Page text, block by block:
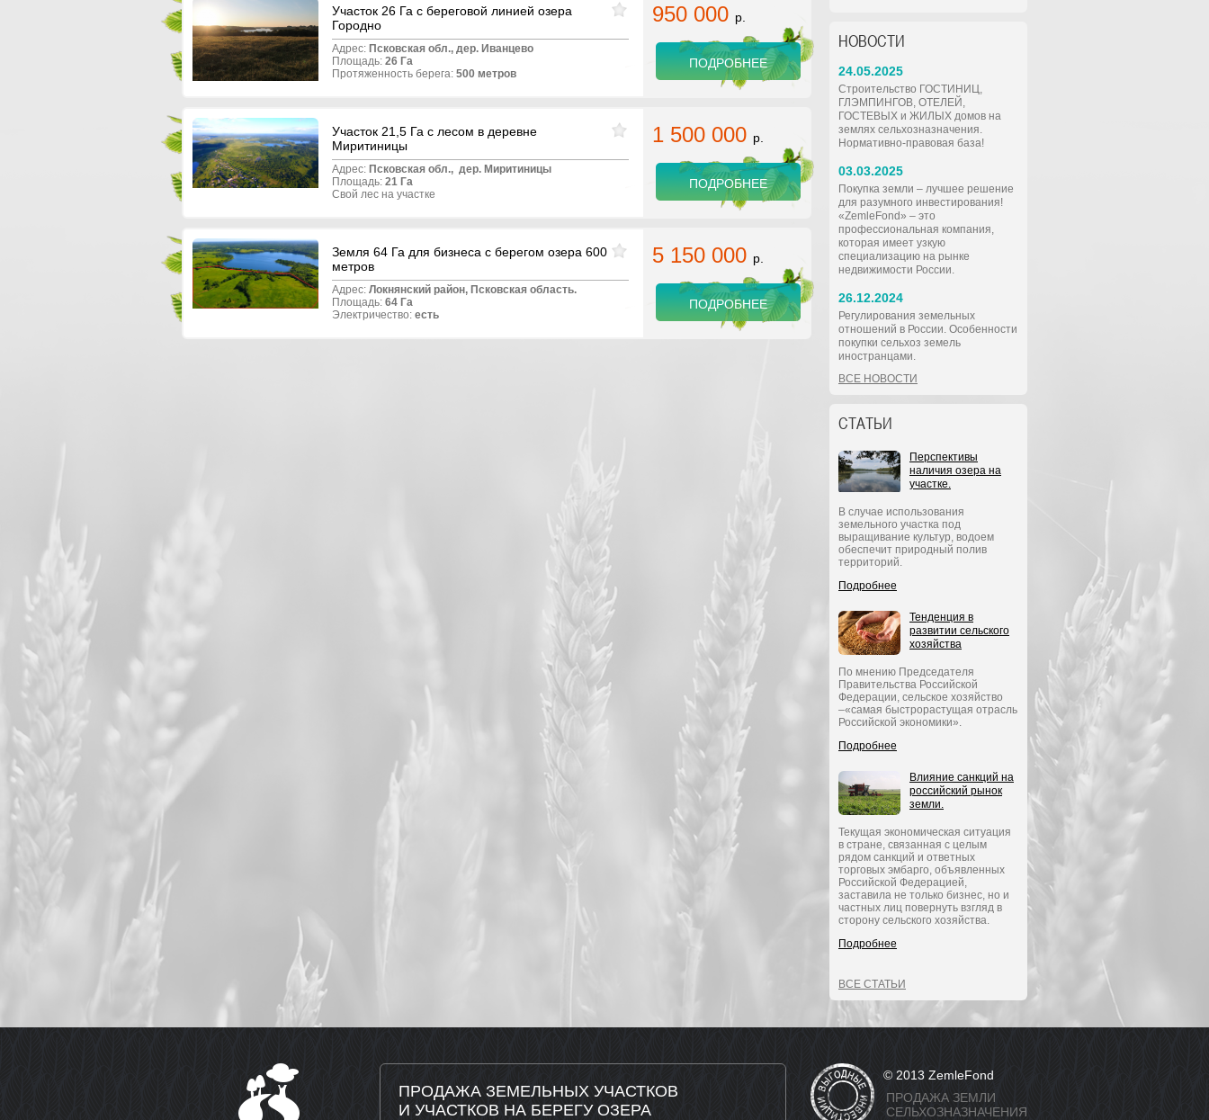
Участок 26 Га с береговой линией озера
Городно
Адрес: Псковская обл., дер. Иванцево
Площадь: 26 Га
Протяженность берега: 500 метров
950 000 р.
ПОДРОБНЕЕ
Участок 21,5 Га с лесом в деревне
Миритиницы
Адрес: Псковская обл., дер. Миритиницы
Площадь: 21 Га
Свой лес на участке
1 500 000 р.
ПОДРОБНЕЕ
Земля 64 Га для бизнеса с берегом озера 600
метров
Адрес: Локнянский район, Псковская область.
Площадь: 64 Га
Электричество: есть
5 150 000 р.
ПОДРОБНЕЕ
НОВОСТИ
24.05.2025
Строительство ГОСТИНИЦ,
ГЛЭМПИНГОВ, ОТЕЛЕЙ,
ГОСТЕВЫХ и ЖИЛЫХ домов на
землях сельхозназначения.
Нормативно-правовая база!
03.03.2025
Покупка земли – лучшее решение
для разумного инвестирования!
«ZemleFond» – это
профессиональная компания,
которая имеет узкую
специализацию на рынке
недвижимости России.
26.12.2024
Регулирования земельных
отношений в России. Особенности
покупки сельхоз земель
иностранцами.
ВСЕ НОВОСТИ
СТАТЬИ
Перспективы
наличия озера на
участке.
В случае использования
земельного участка под
выращивание культур, водоем
обеспечит природный полив
территорий.
Подробнее
Тенденция в
развитии сельского
хозяйства
По мнению Председателя
Правительства Российской
Федерации, сельское хозяйство
–«самая быстрорастущая отрасль
Российской экономики».
Подробнее
Влияние санкций на
российский рынок
земли.
Текущая экономическая ситуация
в стране, связанная с целым
рядом санкций и ответных
торговых эмбарго, объявленных
Российской Федерацией,
заставила не только бизнес, но и
частных лиц повернуть взгляд в
сторону сельского хозяйства.
Подробнее
ВСЕ СТАТЬИ
ПРОДАЖА ЗЕМЕЛЬНЫХ УЧАСТКОВ
И УЧАСТКОВ НА БЕРЕГУ ОЗЕРА
© 2013 ZemleFond
ПРОДАЖА ЗЕМЛИ
СЕЛЬХОЗНАЗНАЧЕНИЯ